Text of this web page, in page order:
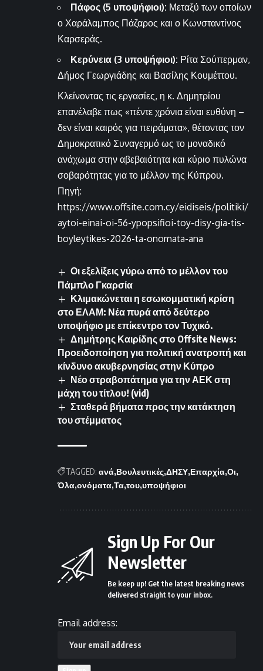
Πάφος (5 υποψήφιοι): Μεταξύ των οποίων
ο Χαράλαμπος Πάζαρος και ο Κωνσταντίνος
Καρσεράς.
Κερύνεια (3 υποψήφιοι): Ρίτα Σούπερμαν,
Δήμος Γεωργιάδης και Βασίλης Κουμέττου.
Κλείνοντας τις εργασίες, η κ. Δημητρίου
επανέλαβε πως «πέντε χρόνια είναι ευθύνη –
δεν είναι καιρός για πειράματα», θέτοντας τον
Δημοκρατικό Συναγερμό ως το μοναδικό
ανάχωμα στην αβεβαιότητα και κύριο πυλώνα
σοβαρότητας για το μέλλον της Κύπρου.
Πηγή:
https://www.offsite.com.cy/eidiseis/politiki/
aytoi-einai-oi-56-ypopsifioi-toy-disy-gia-tis-
boyleytikes-2026-ta-onomata-ana
Οι εξελίξεις γύρω από το μέλλον του
Πάμπλο Γκαρσία
Κλιμακώνεται η εσωκομματική κρίση
στο ΕΛΑΜ: Νέα πυρά από δεύτερο
υποψήφιο με επίκεντρο τον Τυχικό.
Δημήτρης Καιρίδης στο Offsite News:
Προειδοποίηση για πολιτική ανατροπή και
κίνδυνο ακυβερνησίας στην Κύπρο
Νέο στραβοπάτημα για την ΑΕΚ στη
μάχη του τίτλου! (vid)
Σταθερά βήματα προς την κατάκτηση
του στέμματος
TAGGED: ανά Βουλευτικές ΔΗΣΥ Επαρχία Οι
Όλα ονόματα Τα του υποψήφιοι
Sign Up For Our
Newsletter
Be keep up! Get the latest breaking news
delivered straight to your inbox.
Email address: